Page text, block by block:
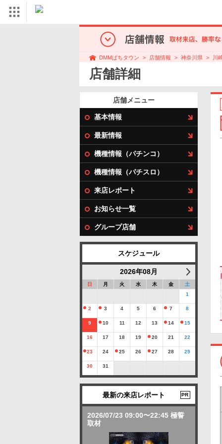
DMMぱちタウン 店舗情報 神奈川県 川
店舗詳細
店舗メニュー
基本情報
最新情報
機種情報（パチンコ）
機種情報（パチスロ）
来店レポート
お知らせ一覧
グループ店舗
スケジュール
2026年08月
日 月 火 水 木 金
土
1
2 3 4 5 6 7 8
9 10 11 12 13 14 15
16 17 18 19 20 21 22
23 24 25 26 27 28 29
30 31
最新の来店レポート PR
2026/07/23 09:00〜22:45 極誓
取材